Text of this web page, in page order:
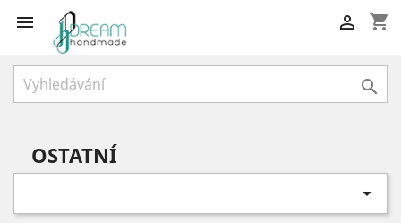
 shopping_cart


OSTATNÍ
